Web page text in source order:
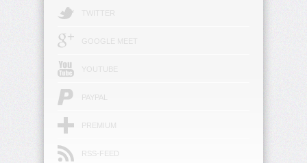
TWITTER
GOOGLE MEET
YOUTUBE
PAYPAL
PREMIUM
RSS-FEED